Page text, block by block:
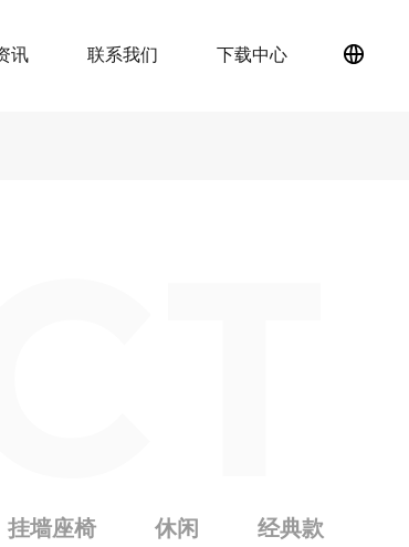
讯 联系我们 下载中心
挂墙座椅 休闲 经典款